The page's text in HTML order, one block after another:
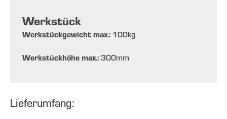
Werkstück
Werkstückgewicht max.: 100kg
Werkstückhöhe max.: 300mm
Lieferumfang: